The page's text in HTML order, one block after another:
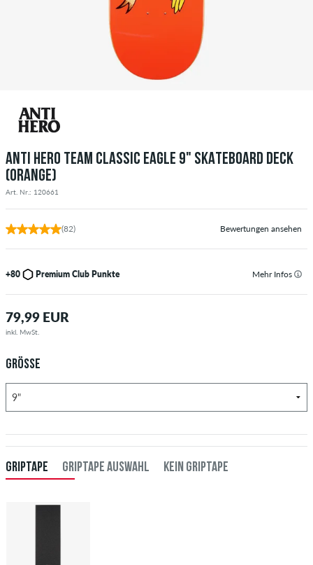
ANTI HERO TEAM CLASSIC EAGLE 9" SKATEBOARD DECK
(ORANGE)
Art. Nr.: 120661
(82) Bewertungen ansehen
+80 Premium Club Punkte Mehr Infos
79,99 EUR
inkl. MwSt.
GRÖSSE
GRIPTAPE GRIPTAPE AUSWAHL KEIN GRIPTAPE